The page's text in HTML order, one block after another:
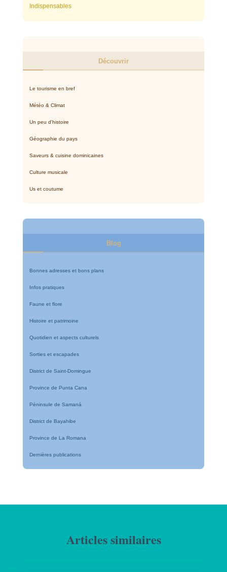
Indispensables
Découvrir
Le tourisme en bref
Météo & Climat
Un peu d'histoire
Géographie du pays
Saveurs & cuisine dominicaines
Culture musicale
Us et coutume
Blog
Bonnes adresses et bons plans
Infos pratiques
Faune et flore
Histoire et patrimoine
Quotidien et aspects culturels
Sorties et escapades
District de Saint-Domingue
Province de Punta Cana
Péninsule de Samaná
District de Bayahibe
Province de La Romana
Dernières publications
Articles similaires